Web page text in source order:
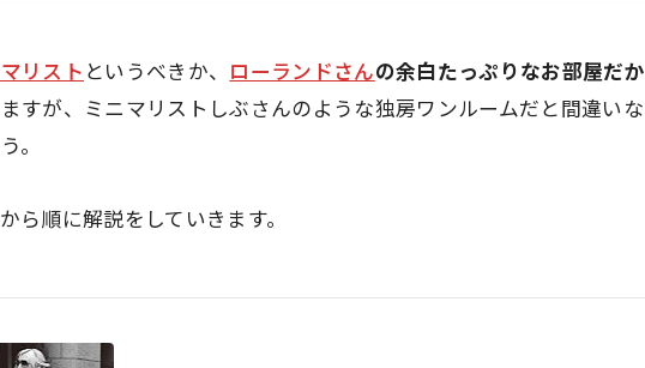
リスト というべきか、 ローランドさんの余白たっぷりなお部屋だ
すが、ミニマリストしぶさんのような独房ワンルームだと間違い
。
ら順に解説をしていきます。